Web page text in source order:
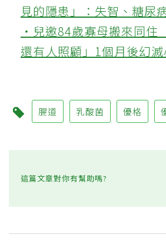
見的隱患」：失智、糖尿
‧兒邀84歲寡母搬來同住
還有人照顧」1個月後幻
腸道 乳酸菌 優格
這篇文章對你有幫助嗎?